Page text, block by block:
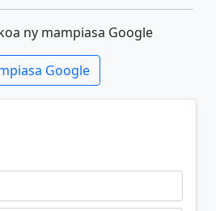
ny mampiasa Google
Google